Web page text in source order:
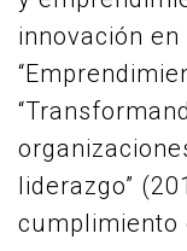
innovación
liderazgo”
cumplimiento